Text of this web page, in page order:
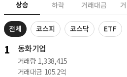
상승 하락 거래대금
전체 코스피 코스닥 ETF
1 동화기업
거래량 1,338,415
거래대금 105.2억